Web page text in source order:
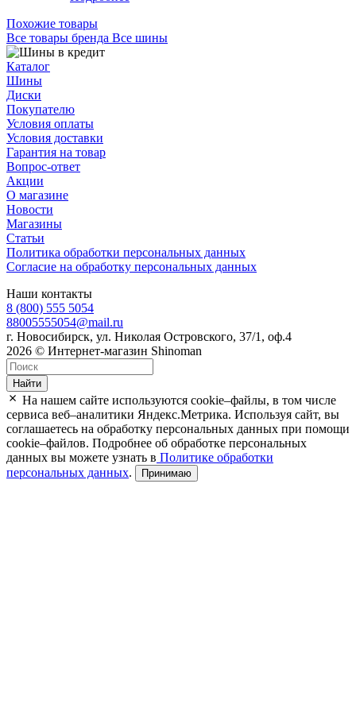
Похожие товары
Все товары бренда Все шины
Каталог
Шины
Диски
Покупателю
Условия оплаты
Условия доставки
Гарантия на товар
Вопрос-ответ
Акции
О магазине
Новости
Магазины
Статьи
Политика обработки персональных данных
Согласие на обработку персональных данных
Наши контакты
8 (800) 555 5054
88005555054@mail.ru
г. Новосибирск, ул. Николая Островского, 37/1, оф.4
2026 © Интернет-магазин Shinoman
Найти
На нашем сайте используются cookie–файлы, в том числе
сервиса веб–аналитики Яндекс.Метрика. Используя сайт, вы
соглашаетесь на обработку персональных данных при помощи
cookie–файлов. Подробнее об обработке персональных
данных вы можете узнать в Политике обработки
персональных данных. Принимаю